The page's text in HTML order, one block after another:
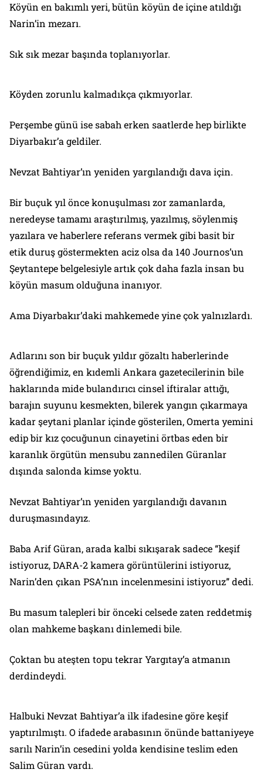
Köyün en bakımlı yeri, bütün köyün de içine atıldığı
Narin’in mezarı.
Sık sık mezar başında toplanıyorlar.
Köyden zorunlu kalmadıkça çıkmıyorlar.
Perşembe günü ise sabah erken saatlerde hep birlikte
Diyarbakır’a geldiler.
Nevzat Bahtiyar’ın yeniden yargılandığı dava için.
Bir buçuk yıl önce konuşulması zor zamanlarda,
neredeyse tamamı araştırılmış, yazılmış, söylenmiş
yazılara ve haberlere referans vermek gibi basit bir
etik duruş göstermekten aciz olsa da 140 Journos’un
Şeytantepe belgelesiyle artık çok daha fazla insan bu
köyün masum olduğuna inanıyor.
Ama Diyarbakır’daki mahkemede yine çok yalnızlardı.
Adlarını son bir buçuk yıldır gözaltı haberlerinde
öğrendiğimiz, en kıdemli Ankara gazetecilerinin bile
haklarında mide bulandırıcı cinsel iftiralar attığı,
barajın suyunu kesmekten, bilerek yangın çıkarmaya
kadar şeytani planlar içinde gösterilen, Omerta yemini
edip bir kız çocuğunun cinayetini örtbas eden bir
karanlık örgütün mensubu zannedilen Güranlar
dışında salonda kimse yoktu.
Nevzat Bahtiyar’ın yeniden yargılandığı davanın
duruşmasındayız.
Baba Arif Güran, arada kalbi sıkışarak sadece “keşif
istiyoruz, DARA-2 kamera görüntülerini istiyoruz,
Narin’den çıkan PSA’nın incelenmesini istiyoruz” dedi.
Bu masum talepleri bir önceki celsede zaten reddetmiş
olan mahkeme başkanı dinlemedi bile.
Çoktan bu ateşten topu tekrar Yargıtay’a atmanın
derdindeydi.
Halbuki Nevzat Bahtiyar’a ilk ifadesine göre keşif
yaptırılmıştı. O ifadede arabasının önünde battaniyeye
sarılı Narin’in cesedini yolda kendisine teslim eden
Salim Güran vardı.